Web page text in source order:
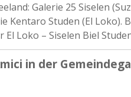
Galerie 25 Siselen
Kentaro Studen (El Loko).
Loko – Siselen Biel
in der